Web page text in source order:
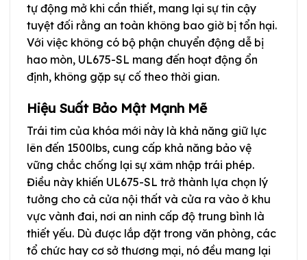
tự động mở khi cần thiết, mang lại sự tin cậy
tuyệt đối rằng an toàn không bao giờ bị tổn hại.
Với việc không có bộ phận chuyển động dễ bị
hao mòn, UL675-SL mang đến hoạt động ổn
định, không gặp sự cố theo thời gian.
Hiệu Suất Bảo Mật Mạnh Mẽ
Trái tim của khóa mới này là khả năng giữ lực
lên đến 1500lbs, cung cấp khả năng bảo vệ
vững chắc chống lại sự xâm nhập trái phép.
Điều này khiến UL675-SL trở thành lựa chọn lý
tưởng cho cả cửa nội thất và cửa ra vào ở khu
vực vành đai, nơi an ninh cấp độ trung bình là
thiết yếu. Dù được lắp đặt trong văn phòng, các
tổ chức hay cơ sở thương mại, nó đều mang lại